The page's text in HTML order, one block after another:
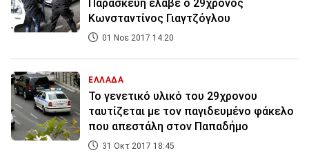
Παρασκευή έλαβε ο 29χρονος
Κωνσταντίνος Γιαγτζόγλου
01 Νοε 2017 14:20
ΕΛΛΑΔΑ
Το γενετικό υλικό του 29χρονου
ταυτίζεται με τον παγιδευμένο φάκελο
που απεστάλη στον Παπαδήμο
31 Οκτ 2017 18:45